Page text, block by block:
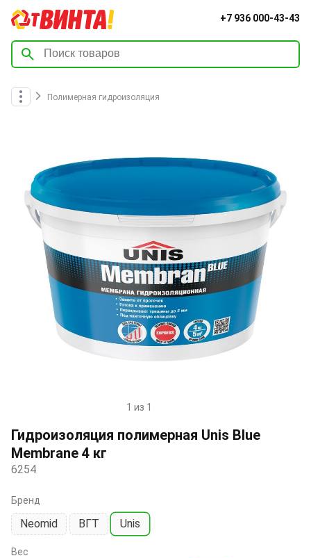
+7 936 000-43-43
Полимерная гидроизоляция
1
of
1
1 из 1
Гидроизоляция полимерная Unis Blue
Membrane 4 кг
6254
Бренд
Neomid ВГТ Unis
Вес